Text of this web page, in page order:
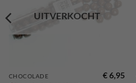
UITVERKOCHT
CHOCOLADE €6,95